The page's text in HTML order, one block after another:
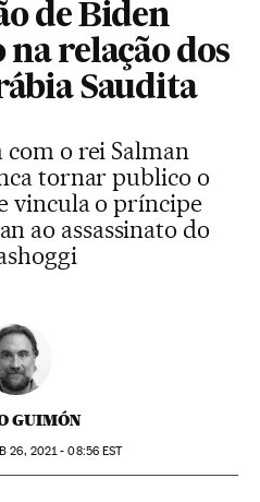
de Biden
relação dos
Saudita
com o rei Salman
tornar publico o
vincula o príncipe
ao assassinato do
GUIMÓN
26, 2021 - 08:56EST